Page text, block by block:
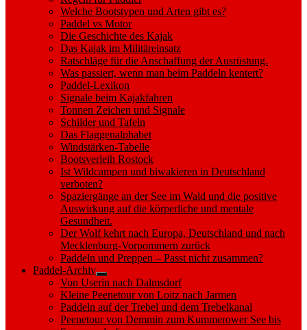
Welche Bootstypen und Arten gibt es?
Paddel vs Motor
Die Geschichte des Kajak
Das Kajak im Militäreinsatz
Ratschläge für die Anschaffung der Ausrüstung.
Was passiert, wenn man beim Paddeln kentert?
Paddel-Lexikon
Signale beim Kajakfahren
Tonnen Zeichen und Signale
Schilder und Tafeln
Das Flaggenalphabet
Windstärken-Tabelle
Bootsverleih Rostock
Ist Wildcampen und biwakieren in Deutschland
verboten?
Spaziergänge an der See im Wald und die positive
Auswirkung auf die körperliche und mentale
Gesundheit.
Der Wolf kehrt nach Europa, Deutschland und nach
Mecklenburg-Vorpommern zurück
Paddeln und Preppen – Passt nicht zusammen?
Paddel-Archiv
Show
sub
menu
Von Userin nach Dalmsdorf
Kleine Peenetour von Loitz nach Jarmen
Paddeln auf der Trebel und dem Trebelkanal
Peenetour von Demmin zum Kummerower See bis